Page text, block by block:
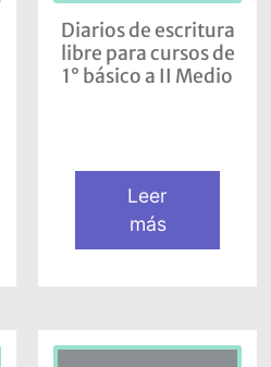
Diarios de escritura
libre para cursos de
1° básico a II Medio
Leer
más